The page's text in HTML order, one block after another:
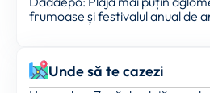
frumoase și festivalul anual de
Unde să te cazezi